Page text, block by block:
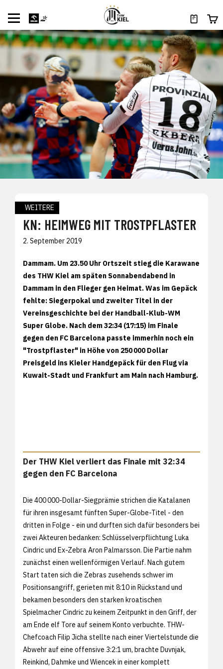
WEITERE
KN: HEIMWEG MIT TROSTPFLASTER
2. September 2019
Dammam. Um 23.50 Uhr Ortszeit stieg die Karawane
des THW Kiel am späten Sonnabendabend in
Dammam in den Flieger gen Heimat. Was im Gepäck
fehlte: Siegerpokal und zweiter Titel in der
Vereinsgeschichte bei der Handball-Klub-WM
Super Globe. Nach dem 32:34 (17:15) im Finale
gegen den FC Barcelona passte immerhin noch ein
"Trostpflaster" in Höhe von 250 000 Dollar
Preisgeld ins Kieler Handgepäck für den Flug via
Kuwait-Stadt und Frankfurt am Main nach Hamburg.
Der THW Kiel verliert das Finale mit 32:34
gegen den FC Barcelona
Die 400 000-Dollar-Siegprämie strichen die Katalanen
für ihren insgesamt fünften Super-Globe-Titel - den
dritten in Folge - ein und durften sich dafür besonders bei
zwei Akteuren bedanken: Schlüsselverpflichtung Luka
Cindric und Ex-Zebra Aron Palmarsson. Die Partie nahm
zunächst einen wellenförmigen Verlauf. Nach gutem
Start taten sich die Zebras zusehends schwer im
Positionsangriff, gerieten mit 8:10 in Rückstand und
bekamen besonders den starken kroatischen
Spielmacher Cindric zu keinem Zeitpunkt in den Griff, der
am Ende elf Tore auf seinem Konto verbuchte. THW-
Chefcoach Filip Jicha stellte nach einer Viertelstunde die
Abwehr auf eine offensive 3:2:1 um, brachte Duvnjak,
Reinkind, Dahmke und Wiencek in einer komplett